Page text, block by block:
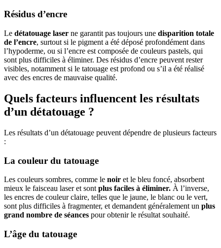
Résidus d’encre
Le détatouage laser ne garantit pas toujours une disparition totale
de l’encre, surtout si le pigment a été déposé profondément dans
l’hypoderme, ou si l’encre est composée de couleurs pastels, qui
sont plus difficiles à éliminer. Des résidus d’encre peuvent rester
visibles, notamment si le tatouage est profond ou s’il a été réalisé
avec des encres de mauvaise qualité.
Quels facteurs influencent les résultats
d’un détatouage ?
Les résultats d’un détatouage peuvent dépendre de plusieurs facteurs
:
La couleur du tatouage
Les couleurs sombres, comme le noir et le bleu foncé, absorbent
mieux le faisceau laser et sont plus faciles à éliminer. À l’inverse,
les encres de couleur claire, telles que le jaune, le blanc ou le vert,
sont plus difficiles à fragmenter, et demandent généralement un plus
grand nombre de séances pour obtenir le résultat souhaité.
L’âge du tatouage